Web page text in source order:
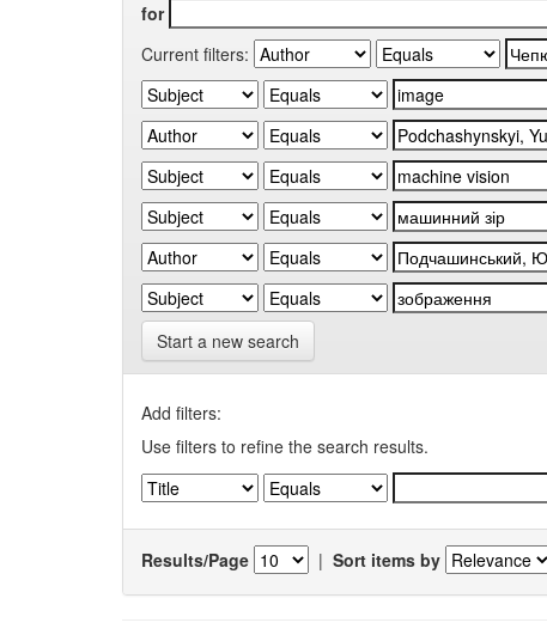
for
Current filters:
Start a new search
Add filters:
Use filters to refine the search results.
Results/Page | Sort items by